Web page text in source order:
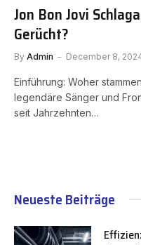
Jon Bon Jovi
Gerücht?
By Admin December 8,
Einführung: Woher
legendäre Sänger und
seit Jahrzehnten…
Neueste Beiträge